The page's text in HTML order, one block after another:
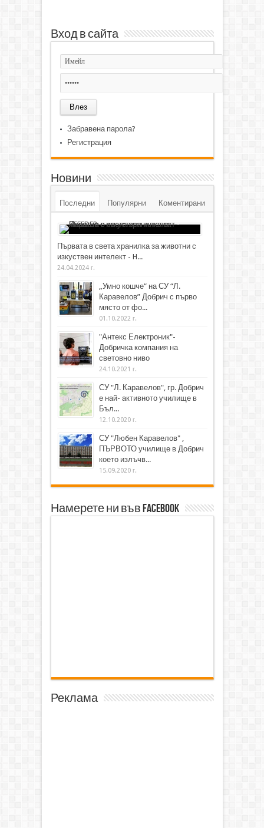
Вход в сайта
Забравена парола?
Регистрация
Новини
Последни Популярни Коментирани
Първата в света хранилка за животни с
изкуствен интелект - H...
24.04.2024 г.
„Умно кошче“ на СУ “Л.
Каравелов” Добрич с първо
място от фо...
01.10.2022 г.
"Антекс Електроник"-
Добричка компания на
световно ниво
24.10.2021 г.
СУ "Л. Каравелов", гр. Добрич
е най- активното училище в
Бъл...
12.10.2020 г.
СУ "Любен Каравелов" ,
ПЪРВОТО училище в Добрич
което излъчв...
15.09.2020 г.
Намерете ни във Facebook
Реклама